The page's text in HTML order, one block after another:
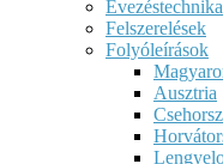
Evezéstechnika
Felszerelések
Folyóleírások
Ausztria